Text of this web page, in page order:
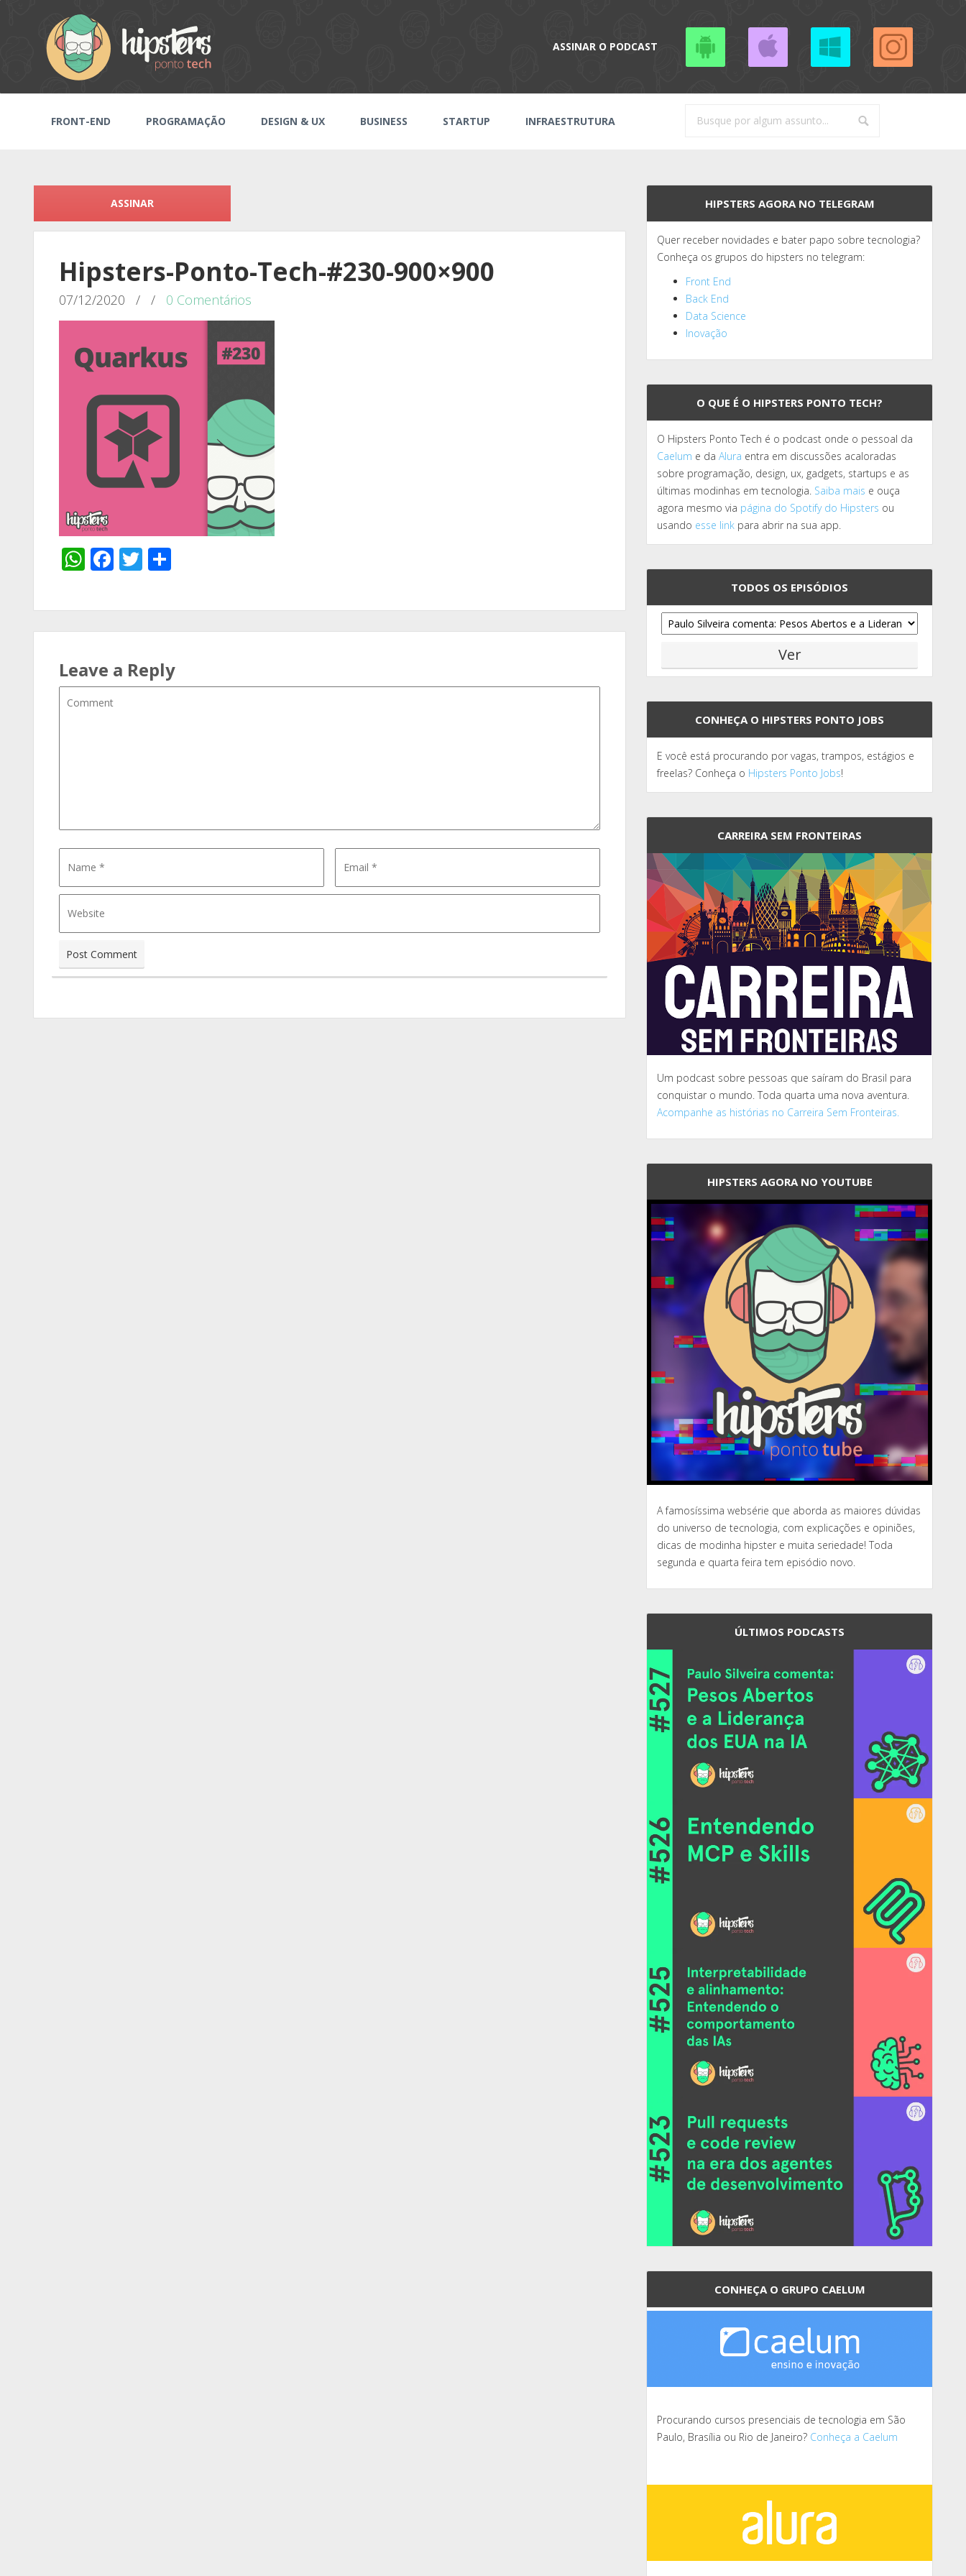
ASSINAR O PODCAST
FRONT-END PROGRAMAÇÃO DESIGN & UX BUSINESS STARTUP INFRAESTRUTURA
ASSINAR
Hipsters-Ponto-Tech-#230-900×900
07/12/2020 / / 0 Comentários
WhatsApp
Facebook
Twitter
Leave a Reply
HIPSTERS AGORA NO TELEGRAM
Quer receber novidades e bater papo sobre tecnologia?
Conheça os grupos do hipsters no telegram:
Front End
Back End
Data Science
Inovação
O QUE É O HIPSTERS PONTO TECH?
O Hipsters Ponto Tech é o podcast onde o pessoal da
Caelum e daAlura entra em discussões acaloradas
sobre programação, design, ux, gadgets, startups e as
últimas modinhas em tecnologia. Saiba mais e ouça
agora mesmo via página do Spotify do Hipsters ou
usando esse link para abrir na sua app.
TODOS OS EPISÓDIOS
CONHEÇA O HIPSTERS PONTO JOBS
E você está procurando por vagas, trampos, estágios e
freelas? Conheça o Hipsters Ponto Jobs!
CARREIRA SEM FRONTEIRAS
Um podcast sobre pessoas que saíram do Brasil para
conquistar o mundo. Toda quarta uma nova aventura.
Acompanhe as histórias no Carreira Sem Fronteiras.
HIPSTERS AGORA NO YOUTUBE
A famosíssima websérie que aborda as maiores dúvidas
do universo de tecnologia, com explicações e opiniões,
dicas de modinha hipster e muita seriedade! Toda
segunda e quarta feira tem episódio novo.
ÚLTIMOS PODCASTS
CONHEÇA O GRUPO CAELUM
Procurando cursos presenciais de tecnologia em São
Paulo, Brasília ou Rio de Janeiro? Conheça a Caelum